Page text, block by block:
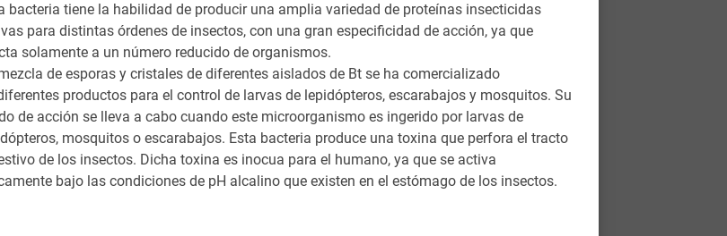
bacteria tiene la habilidad de producir una amplia variedad de proteínas insecticidas
para distintas órdenes de insectos, con una gran especificidad de acción, ya que
solamente a un número reducido de organismos.
de esporas y cristales de diferentes aislados de Bt se ha comercializado
productos para el control de larvas de lepidópteros, escarabajos y mosquitos. Su
de acción se lleva a cabo cuando este microorganismo es ingerido por larvas de
mosquitos o escarabajos. Esta bacteria produce una toxina que perfora el tracto
de los insectos. Dicha toxina es inocua para el humano, ya que se activa
bajo las condiciones de pH alcalino que existen en el estómago de los insectos.